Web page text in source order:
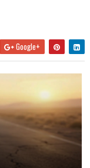
Google+